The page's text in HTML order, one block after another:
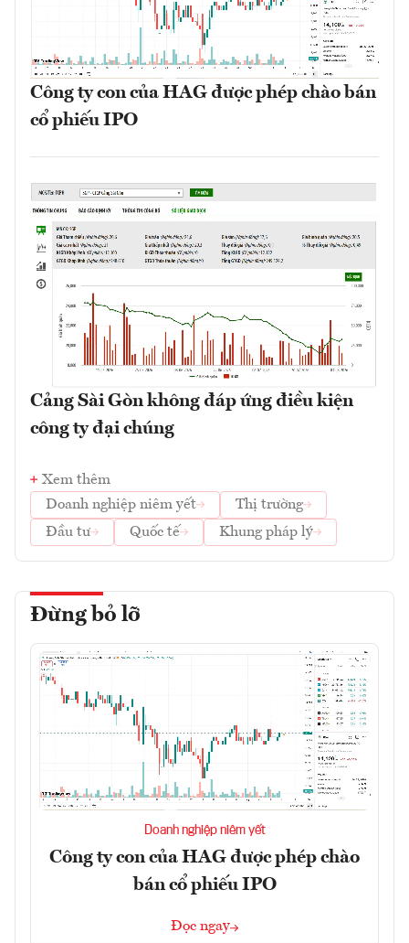
Công ty con của HAG được phép chào bán
cổ phiếu IPO
Cảng Sài Gòn không đáp ứng điều kiện
công ty đại chúng
Xem thêm
Doanh nghiệp niêm yết
Thị trường
Đầu tư
Quốc tế Khung pháp lý
Đừng bỏ lỡ
Doanh nghiệp niêm yết
Công ty con của HAG được phép chào
bán cổ phiếu IPO
Đọc ngay